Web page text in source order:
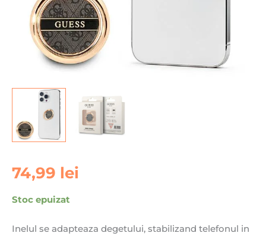
74,99 lei
Stoc epuizat
Inelul se adapteaza degetului, stabilizand telefonul in